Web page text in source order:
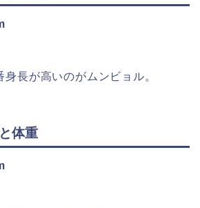
身長が高いのがムンビョル。
体重